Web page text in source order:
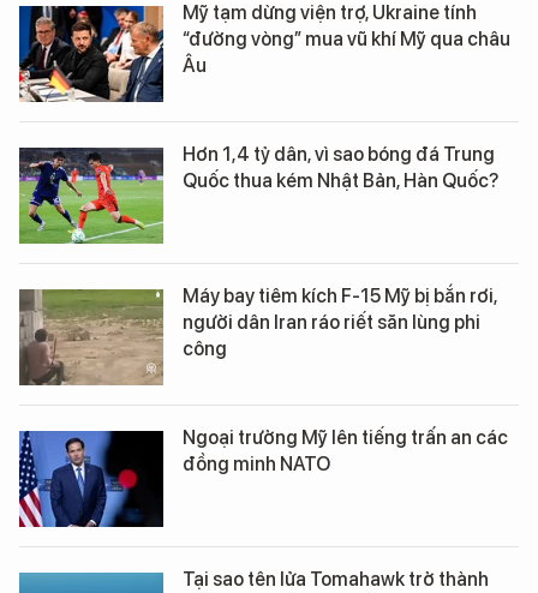
Mỹ tạm dừng viện trợ, Ukraine tính
“đường vòng” mua vũ khí Mỹ qua châu
Âu
Hơn 1,4 tỷ dân, vì sao bóng đá Trung
Quốc thua kém Nhật Bản, Hàn Quốc?
Máy bay tiêm kích F-15 Mỹ bị bắn rơi,
người dân Iran ráo riết săn lùng phi
công
Ngoại trưởng Mỹ lên tiếng trấn an các
đồng minh NATO
Tại sao tên lửa Tomahawk trở thành